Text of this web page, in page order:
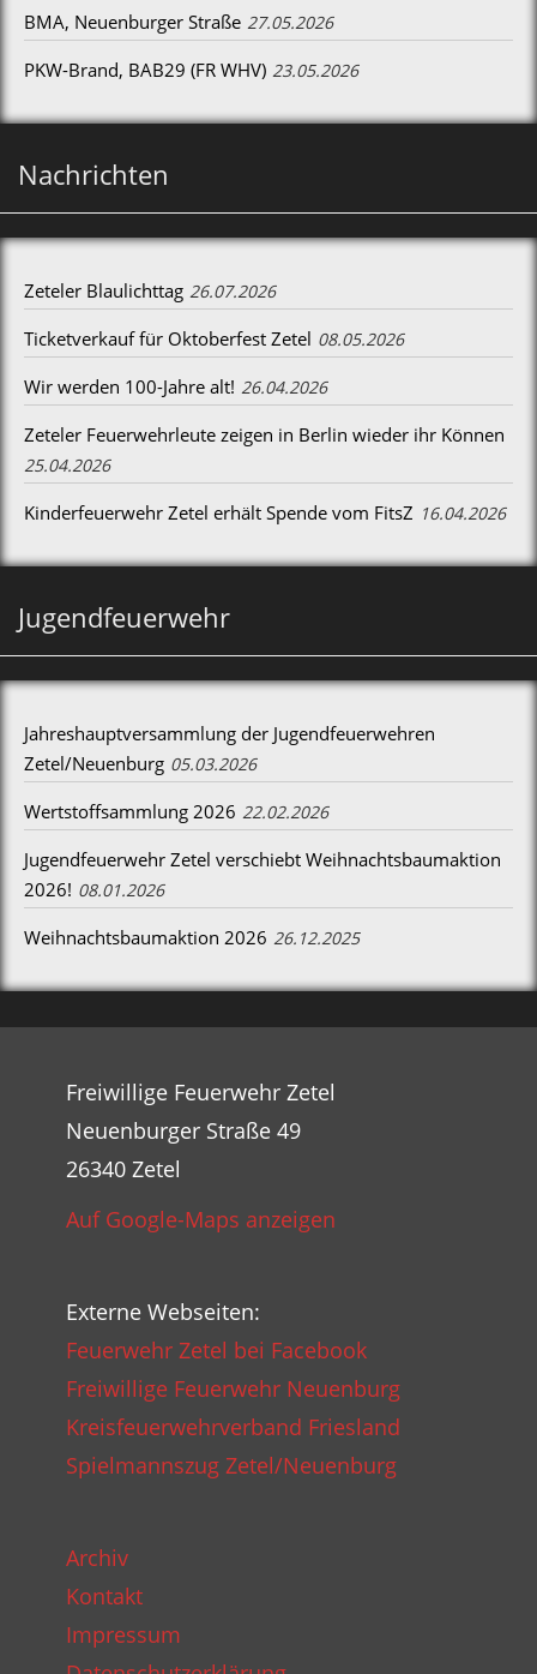
BMA, Neuenburger Straße 27.05.2026
PKW-Brand, BAB29 (FR WHV) 23.05.2026
Nachrichten
Zeteler Blaulichttag 26.07.2026
Ticketverkauf für Oktoberfest Zetel 08.05.2026
Wir werden 100-Jahre alt! 26.04.2026
Zeteler Feuerwehrleute zeigen in Berlin wieder ihr Können
25.04.2026
Kinderfeuerwehr Zetel erhält Spende vom FitsZ 16.04.2026
Jugendfeuerwehr
Jahreshauptversammlung der Jugendfeuerwehren
Zetel/Neuenburg 05.03.2026
Wertstoffsammlung 2026 22.02.2026
Jugendfeuerwehr Zetel verschiebt Weihnachtsbaumaktion
2026! 08.01.2026
Weihnachtsbaumaktion 2026 26.12.2025
Freiwillige Feuerwehr Zetel
Neuenburger Straße 49
26340 Zetel
Auf Google-Maps anzeigen
Externe Webseiten:
Feuerwehr Zetel bei Facebook
Freiwillige Feuerwehr Neuenburg
Kreisfeuerwehrverband Friesland
Spielmannszug Zetel/Neuenburg
Archiv
Kontakt
Impressum